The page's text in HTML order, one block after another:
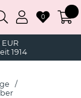
1914
0